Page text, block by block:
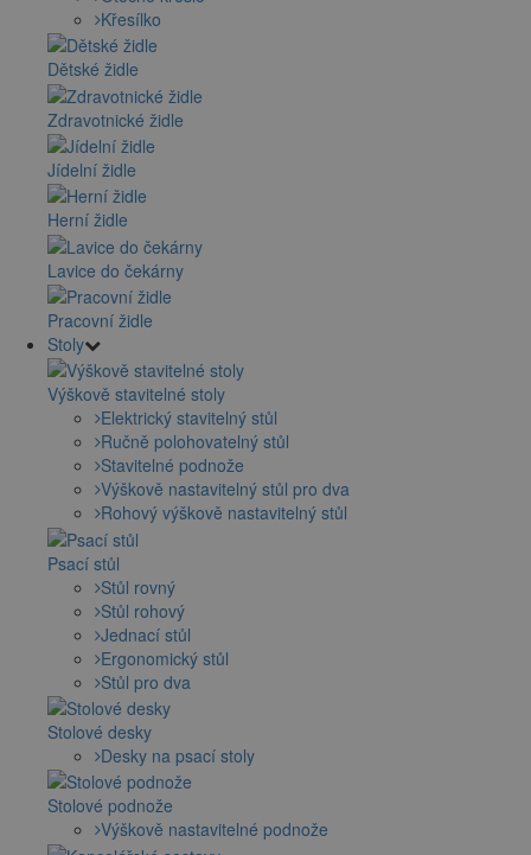
Křesílko
Dětské židle
Zdravotnické židle
Jídelní židle
Herní židle
Lavice do čekárny
Pracovní židle
Stoly
Výškově stavitelné stoly
Elektrický stavitelný stůl
Ručně polohovatelný stůl
Stavitelné podnože
Výškově nastavitelný stůl pro dva
Rohový výškově nastavitelný stůl
Psací stůl
Stůl rovný
Stůl rohový
Jednací stůl
Ergonomický stůl
Stůl pro dva
Stolové desky
Desky na psací stoly
Stolové podnože
Výškově nastavitelné podnože